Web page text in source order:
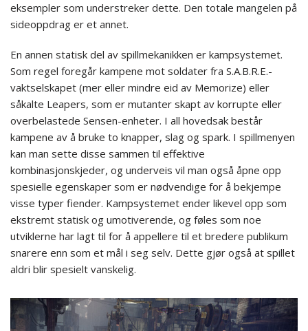
eksempler som understreker dette. Den totale mangelen på
sideoppdrag er et annet.
En annen statisk del av spillmekanikken er kampsystemet.
Som regel foregår kampene mot soldater fra S.A.B.R.E.-
vaktselskapet (mer eller mindre eid av Memorize) eller
såkalte Leapers, som er mutanter skapt av korrupte eller
overbelastede Sensen-enheter. I all hovedsak består
kampene av å bruke to knapper, slag og spark. I spillmenyen
kan man sette disse sammen til effektive
kombinasjonskjeder, og underveis vil man også åpne opp
spesielle egenskaper som er nødvendige for å bekjempe
visse typer fiender. Kampsystemet ender likevel opp som
ekstremt statisk og umotiverende, og føles som noe
utviklerne har lagt til for å appellere til et bredere publikum
snarere enn som et mål i seg selv. Dette gjør også at spillet
aldri blir spesielt vanskelig.